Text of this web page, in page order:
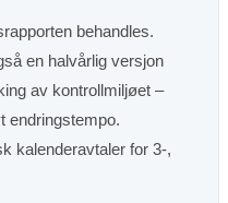
behandles.
en halvårlig versjon
av kontrollmiljøet –
endringstempo.
kalenderavtaler for 3-,